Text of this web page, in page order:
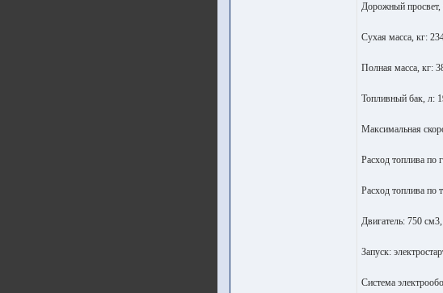
Дорожный
Сухая масса, кг:
Полная масса, кг:
Топливный бак, л:
Максимальная
Расход топлива по
Расход топлива по
Двигатель: 750
Запуск:
Система